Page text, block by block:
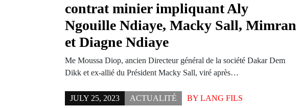
contrat minier impliquant Aly
Ngouille Ndiaye, Macky Sall, Mimran
et Diagne Ndiaye
Me Moussa Diop, ancien Directeur général de la société Dakar Dem
Dikk et ex-allié du Président Macky Sall, viré après…
JULY 25, 2023 ACTUALITÉ BYLANG FILS